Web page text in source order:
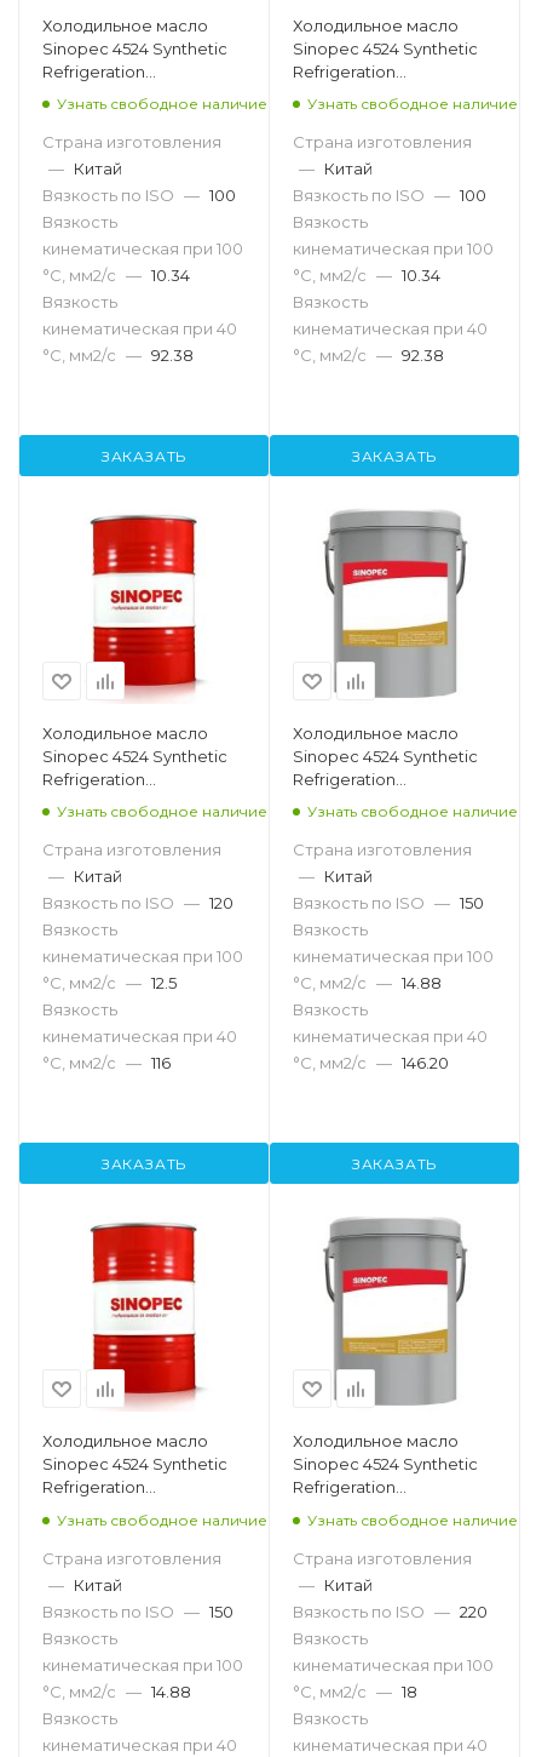
Холодильное масло
Sinopec 4524 Synthetic
Refrigeration
Compressor Oil 100, 18л
Узнать свободное наличие
Страна изготовления
— Китай
Вязкость по ISO — 100
Вязкость
кинематическая при 100
°С, мм2/с — 10.34
Вязкость
кинематическая при 40
°С, мм2/с — 92.38
ЗАКАЗАТЬ
Холодильное масло
Sinopec 4524 Synthetic
Refrigeration
Compressor Oil 100, 200л
Узнать свободное наличие
Страна изготовления
— Китай
Вязкость по ISO — 100
Вязкость
кинематическая при 100
°С, мм2/с — 10.34
Вязкость
кинематическая при 40
°С, мм2/с — 92.38
ЗАКАЗАТЬ
Холодильное масло
Sinopec 4524 Synthetic
Refrigeration
Compressor Oil 120, 200л
Узнать свободное наличие
Страна изготовления
— Китай
Вязкость по ISO — 120
Вязкость
кинематическая при 100
°С, мм2/с — 12.5
Вязкость
кинематическая при 40
°С, мм2/с — 116
ЗАКАЗАТЬ
Холодильное масло
Sinopec 4524 Synthetic
Refrigeration
Compressor Oil 150, 18л
Узнать свободное наличие
Страна изготовления
— Китай
Вязкость по ISO — 150
Вязкость
кинематическая при 100
°С, мм2/с — 14.88
Вязкость
кинематическая при 40
°С, мм2/с — 146.20
ЗАКАЗАТЬ
Холодильное масло
Sinopec 4524 Synthetic
Refrigeration
Compressor Oil 150, 200л
Узнать свободное наличие
Страна изготовления
— Китай
Вязкость по ISO — 150
Вязкость
кинематическая при 100
°С, мм2/с — 14.88
Вязкость
кинематическая при 40
Холодильное масло
Sinopec 4524 Synthetic
Refrigeration
Compressor Oil 220, 18л
Узнать свободное наличие
Страна изготовления
— Китай
Вязкость по ISO — 220
Вязкость
кинематическая при 100
°С, мм2/с — 18
Вязкость
кинематическая при 40